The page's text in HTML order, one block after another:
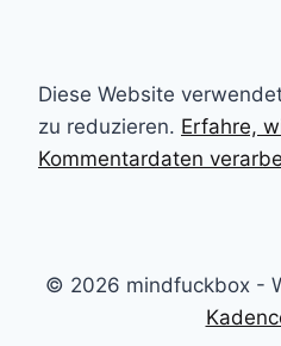
Diese Website
zu reduzieren. Erfahre,
Kommentardaten
© 2026 mindfuckbox -